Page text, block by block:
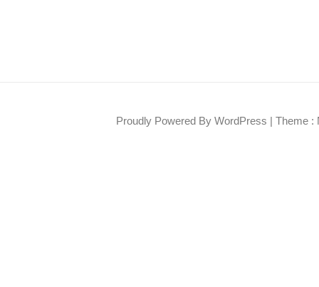
Proudly Powered By WordPress | Theme :